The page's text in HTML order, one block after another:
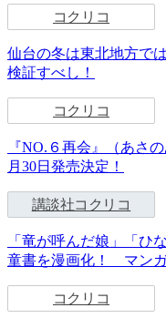
コクリコ
仙台の冬は東北地方で
検証すべし！
コクリコ
『NO.６再会』（あさ
月30日発売決定！
講談社コクリコ
「竜が呼んだ娘」「
童書を漫画化！ マンガ
コクリコ